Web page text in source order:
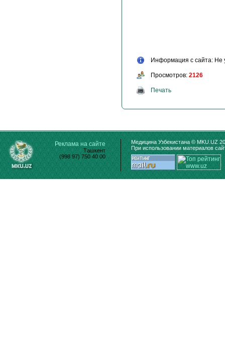
Информация с сайта: Не
Просмотров: 2126
Печать
Реклама на сайте
Ташкент
(998 97) 750 40 00
Медицина Узбекистана © MKU.UZ
При использовании материалов